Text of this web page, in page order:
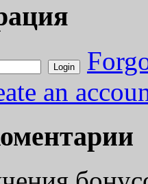
Login
an